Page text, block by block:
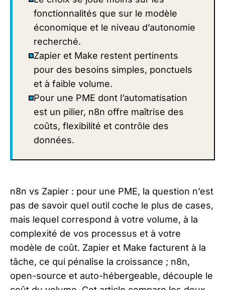
fonctionnalités que sur le modèle
économique et le niveau d’autonomie
recherché.
Zapier et Make restent pertinents
pour des besoins simples, ponctuels
et à faible volume.
Pour une PME dont l’automatisation
est un pilier, n8n offre maîtrise des
coûts, flexibilité et contrôle des
données.
n8n vs Zapier : pour une PME, la question n’est
pas de savoir quel outil coche le plus de cases,
mais lequel correspond à votre volume, à la
complexité de vos processus et à votre
modèle de coût. Zapier et Make facturent à la
tâche, ce qui pénalise la croissance ; n8n,
open-source et auto-hébergeable, découple le